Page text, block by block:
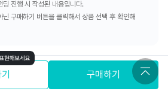
딩 진행 시 작성된 내용입니다.
닌 구매하기 버튼을 클릭해서 상품 선택 후 확인해
구매하기